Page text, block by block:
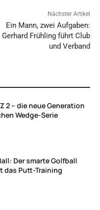
Nächster Artikel
Ein Mann, zwei Aufgaben:
Gerhard Frühling führt Club
und Verband
2 – die neue Generation
Wedge-Serie
Der smarte Golfball
das Putt-Training